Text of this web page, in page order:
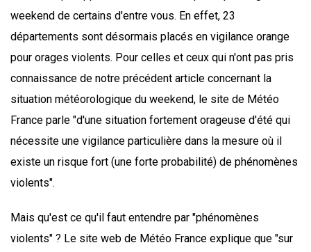
weekend de certains d'entre vous. En effet, 23
départements sont désormais placés en vigilance orange
pour orages violents. Pour celles et ceux qui n'ont pas pris
connaissance de notre précédent article concernant la
situation météorologique du weekend, le site de Météo
France parle "d'une situation fortement orageuse d'été qui
nécessite une vigilance particulière dans la mesure où il
existe un risque fort (une forte probabilité) de phénomènes
violents".
Mais qu'est ce qu'il faut entendre par "phénomènes
violents" ? Le site web de Météo France explique que "sur